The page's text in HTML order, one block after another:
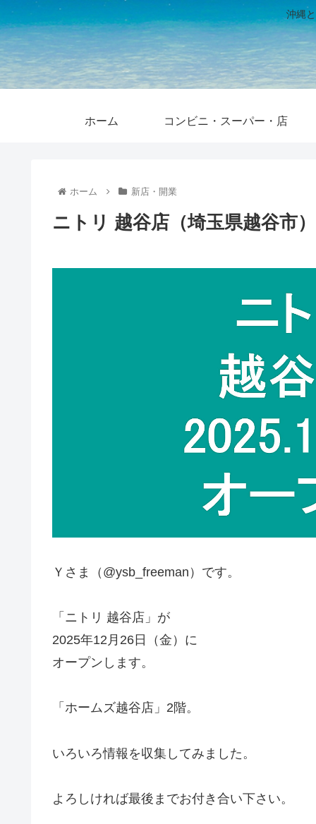
沖縄
ホーム コンビニ・スーパー・店
ホーム 新店・開業
ニトリ 越谷店（埼玉県越谷市
Ｙさま（@ysb_freeman）です。
「ニトリ 越谷店」が
2025年12月26日（金）に
オープンします。
「ホームズ越谷店」2階。
いろいろ情報を収集してみました。
よろしければ最後までお付き合い下さい。